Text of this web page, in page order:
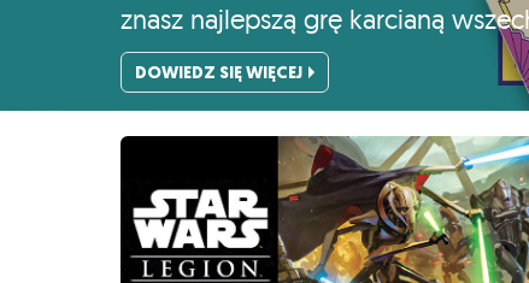
znasz najlepszą grę karcianą
DOWIEDZ SIĘ WIĘCEJ